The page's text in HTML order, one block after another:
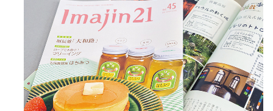
会社案内
商品・サービス
導入事例
採用情報